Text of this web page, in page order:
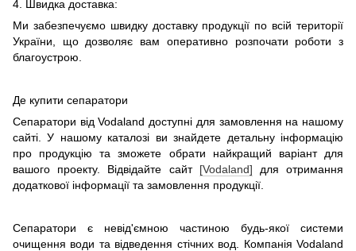
4. Швидка доставка:
Ми забезпечуємо швидку доставку продукції по всій території
України, що дозволяє вам оперативно розпочати роботи з
благоустрою.
Де купити сепаратори
Сепаратори від Vodaland доступні для замовлення на нашому
сайті. У нашому каталозі ви знайдете детальну інформацію
про продукцію та зможете обрати найкращий варіант для
вашого проекту. Відвідайте сайт [Vodaland] для отримання
додаткової інформації та замовлення продукції.
Сепаратори є невід'ємною частиною будь-якої системи
очищення води та відведення стічних вод. Компанія Vodaland